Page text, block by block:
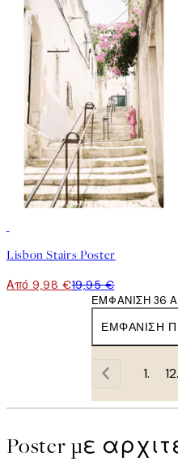
Lisbon Stairs Poster
Από 9,98 €19,95 €
ΕΜΦΆΝΙΣΗ
ΕΜΦΆΝΙΣΗ 36
1
Poster με